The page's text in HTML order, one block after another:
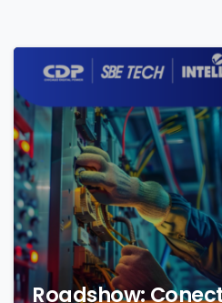
Roadshow: